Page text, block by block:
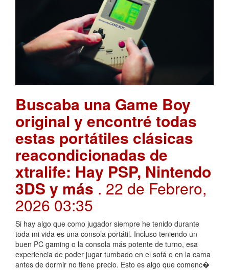
Buscaba una Game Boy
original y encontré todas
estas portátiles clásicas
reacondicionadas de
xtralife: Hay PSP, Nintendo
3DS y más. 22 de Febrero,
2026 03:35
Si hay algo que como jugador siempre he tenido durante
toda mi vida es una consola portátil. Incluso teniendo un
buen PC gaming o la consola más potente de turno, esa
experiencia de poder jugar tumbado en el sofá o en la cama
antes de dormir no tiene precio. Esto es algo que comenc�